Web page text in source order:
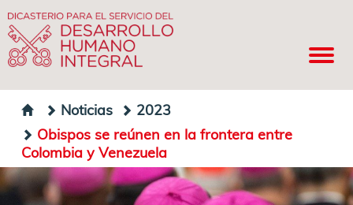
Noticias
2023
Obispos se reúnen en la frontera entre
Colombia y Venezuela